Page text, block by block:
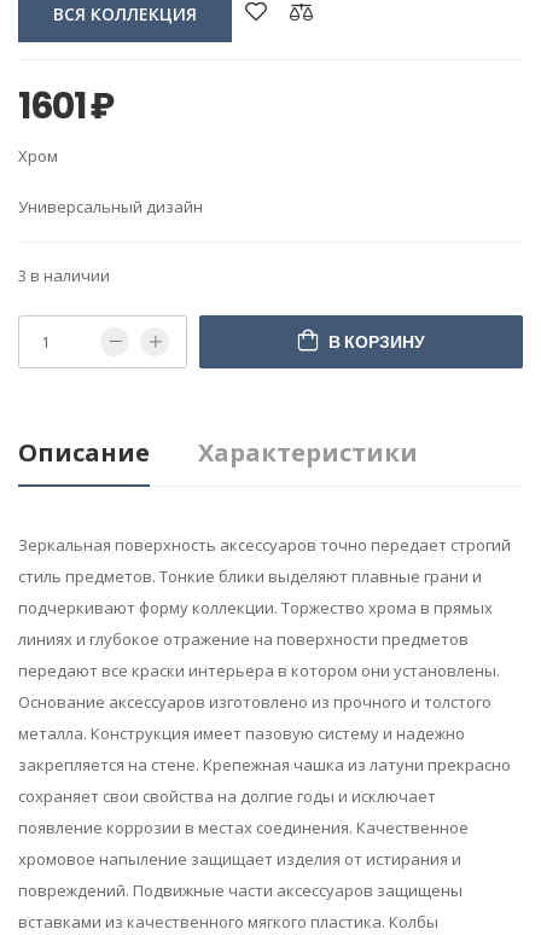
ВСЯ КОЛЛЕКЦИЯ
1601₽
Хром
Универсальный дизайн
3 в наличии
В КОРЗИНУ
Описание Характеристики
Зеркальная поверхность аксессуаров точно передает строгий
стиль предметов. Тонкие блики выделяют плавные грани и
подчеркивают форму коллекции. Торжество хрома в прямых
линиях и глубокое отражение на поверхности предметов
передают все краски интерьера в котором они установлены.
Основание аксессуаров изготовлено из прочного и толстого
металла. Конструкция имеет пазовую систему и надежно
закрепляется на стене. Крепежная чашка из латуни прекрасно
сохраняет свои свойства на долгие годы и исключает
появление коррозии в местах соединения. Качественное
хромовое напыление защищает изделия от истирания и
повреждений. Подвижные части аксессуаров защищены
вставками из качественного мягкого пластика. Колбы